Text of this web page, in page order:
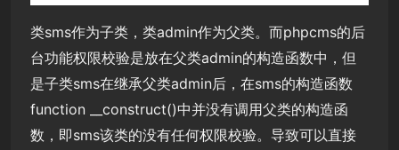
类sms作为子类，类admin作为父类。而phpcms的后
台功能权限校验是放在父类admin的构造函数中，但
是子类sms在继承父类admin后，在sms的构造函数
function __construct()中并没有调用父类的构造函
数，即sms该类的没有任何权限校验。导致可以直接